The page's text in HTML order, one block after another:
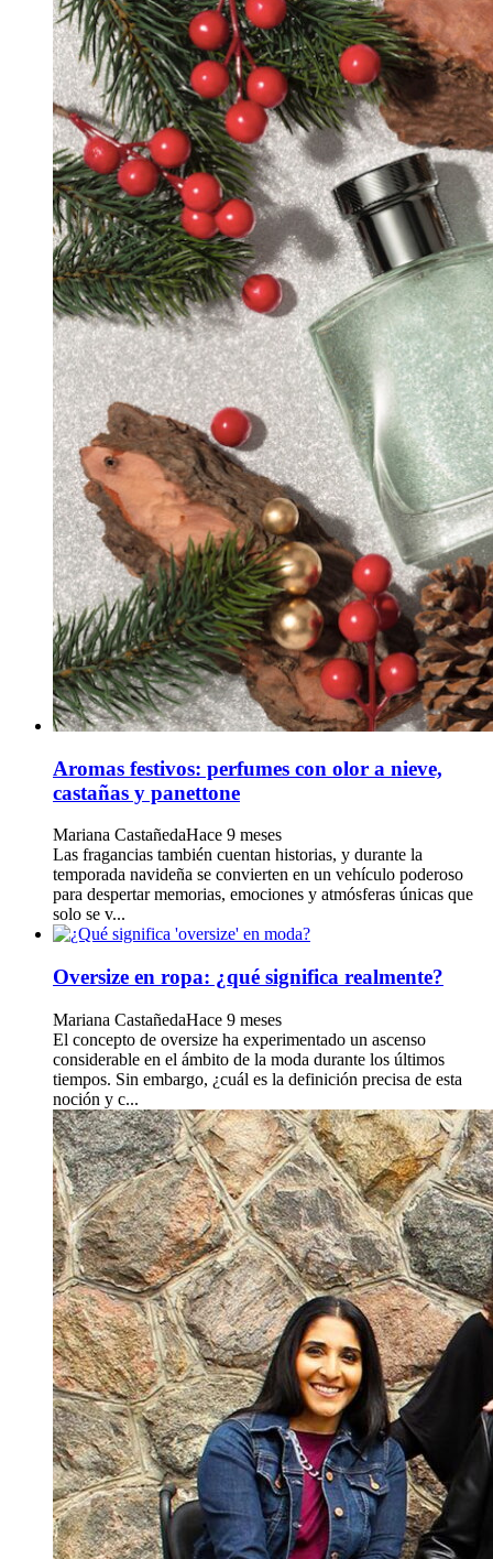
Aromas festivos: perfumes con olor a nieve,
castañas y panettone
Mariana CastañedaHace 9 meses
Las fragancias también cuentan historias, y durante la
temporada navideña se convierten en un vehículo poderoso
para despertar memorias, emociones y atmósferas únicas que
solo se v...
Oversize en ropa: ¿qué significa realmente?
Mariana CastañedaHace 9 meses
El concepto de oversize ha experimentado un ascenso
considerable en el ámbito de la moda durante los últimos
tiempos. Sin embargo, ¿cuál es la definición precisa de esta
noción y c...